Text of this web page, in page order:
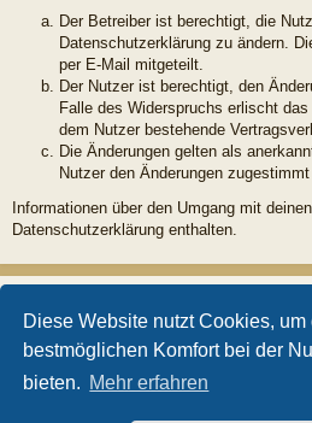
Diese Website nutzt Cookies, um
bestmöglichen Komfort bei der
bieten. Mehr erfahren
Der Betreiber ist berechtigt, die
Datenschutzerklärung zu ändern.
per E-Mail mitgeteilt.
Der Nutzer ist berechtigt, den
Falle des Widerspruchs erlischt
dem Nutzer bestehende
Die Änderungen gelten als
Nutzer den Änderungen zugestimmt
Informationen über den Umgang mit
Datenschutzerklärung enthalten.
Startseite Foren